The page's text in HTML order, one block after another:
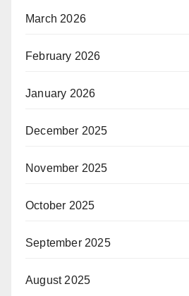
March 2026
February 2026
January 2026
December 2025
November 2025
October 2025
September 2025
August 2025